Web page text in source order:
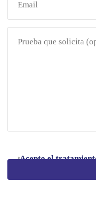
Acepto el
Clausula